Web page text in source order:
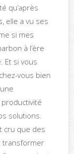
qu’après
elle a vu ses
si mes
à l’ère
Et si vous
vous bien
solutions.
cru que des
transformer